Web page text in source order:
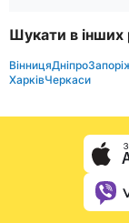
Шукати в інших
ВінницяДніпро
ХарківЧеркаси